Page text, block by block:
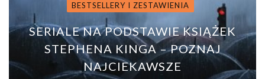
BESTSELLERY I ZESTAWIENIA
SERIALE NA PODSTAWIE KSIĄŻEK
STEPHENA KINGA – POZNAJ
NAJCIEKAWSZE